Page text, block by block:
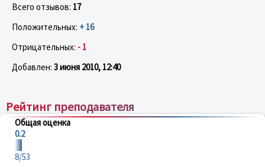
Всего отзывов: 17
Положительных: + 16
Отрицательных: - 1
Добавлен: 3 июня 2010, 12:40
Рейтинг преподавателя
Общая оценка
0.2
8/53